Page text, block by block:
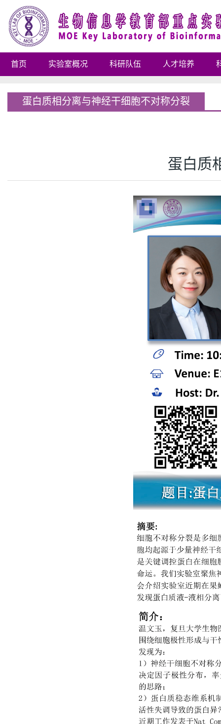
首页 实验室概况 科研队伍 人才培养
蛋白质相分离与神经干细胞不对称分裂
蛋白质